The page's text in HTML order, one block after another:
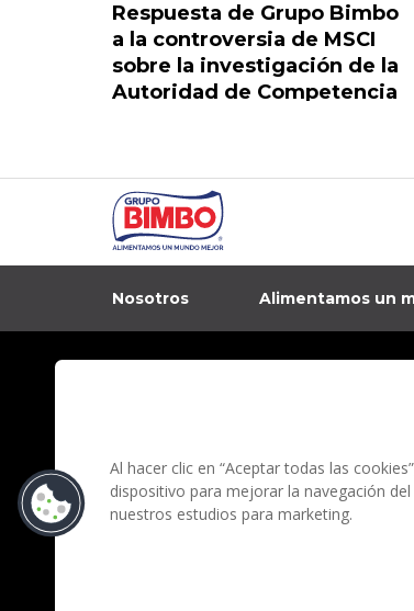
Respuesta de Grupo Bimbo
a la controversia de MSCI
sobre la investigación de la
Autoridad de Competencia
Nosotros Alimentamos un
Grupo
Al hacer clic en “Aceptar todas las
dispositivo para mejorar la navegación
nuestros estudios para marketing.